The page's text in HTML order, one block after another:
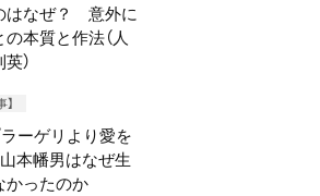
はなぜ？ 意外に
本質と作法（人
）
ラーゲリより愛を
本幡男はなぜ生
かったのか